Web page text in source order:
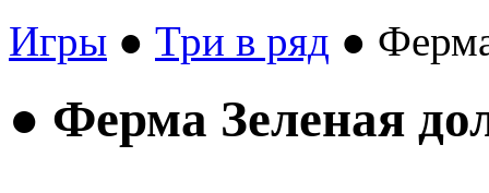
Игры ● Три в ряд ●
● Ферма Зеленая